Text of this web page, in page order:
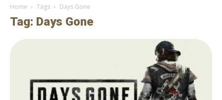
Home Tags Days Gone
Tag: Days Gone